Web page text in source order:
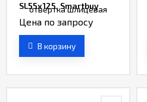
SL55x125, Smartbuy
Цена по запросу
В корзину